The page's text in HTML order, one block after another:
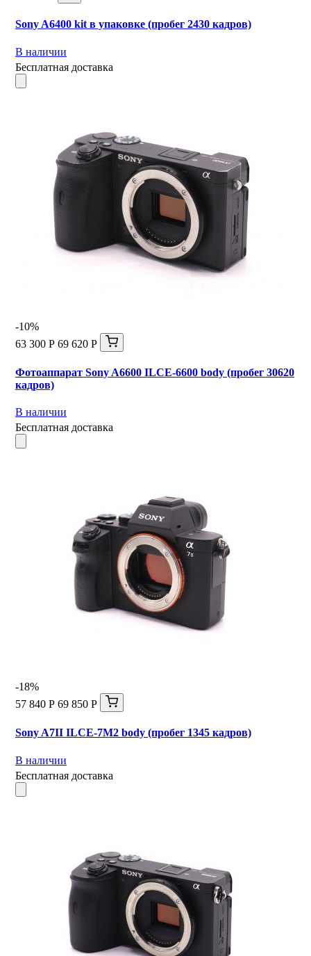
Sony A6400 kit в упаковке (пробег 2430 кадров)
В наличии
Бесплатная доставка
-10%
63 300 Р 69 620 Р
Фотоаппарат Sony A6600 ILCE-6600 body (пробег 30620
кадров)
В наличии
Бесплатная доставка
-18%
57 840 Р 69 850 Р
Sony A7II ILCE-7M2 body (пробег 1345 кадров)
В наличии
Бесплатная доставка